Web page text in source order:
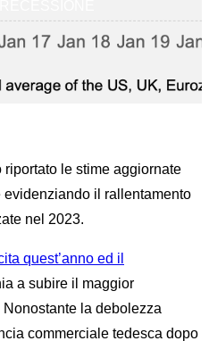
riportato le stime aggiornate
il rallentamento
nel 2023.
quest’anno ed il
a subire il maggior
la debolezza
commerciale tedesca dopo